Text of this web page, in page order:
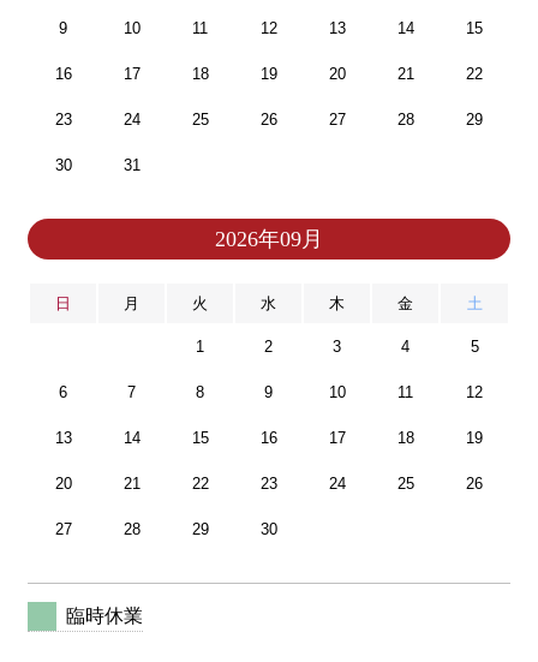
9 10 11 12 13 14 15
16 17 18 19 20 21 22
23 24 25 26 27 28 29
30 31
2026年09月
日 月 火 水 木 金 土
1 2 3 4 5
6 7 8 9 10 11 12
13 14 15 16 17 18 19
20 21 22 23 24 25 26
27 28 29 30
臨時休業